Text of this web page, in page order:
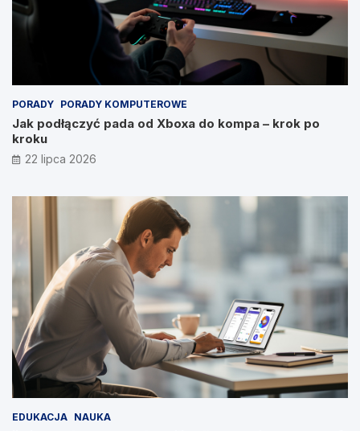
PORADY PORADY KOMPUTEROWE
Jak podłączyć pada od Xboxa do kompa – krok po
kroku
22 lipca 2026
EDUKACJA NAUKA